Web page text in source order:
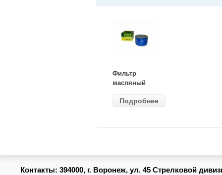
Фильтр
масляный
(MANN) W
Подробнее
Контакты: 394000, г. Воронеж, ул. 45 Стрелковой